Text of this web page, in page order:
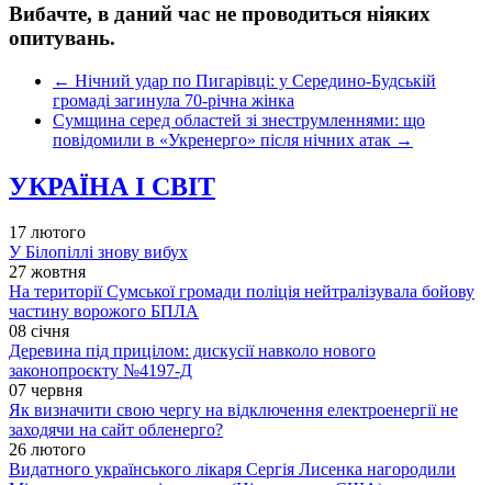
Вибачте, в даний час не проводиться ніяких
опитувань.
← Нічний удар по Пигарівці: у Середино-Будській
громаді загинула 70-річна жінка
Сумщина серед областей зі знеструмленнями: що
повідомили в «Укренерго» після нічних атак →
УКРАЇНА І СВІТ
17 лютого
У Білопіллі знову вибух
27 жовтня
На території Сумської громади поліція нейтралізувала бойову
частину ворожого БПЛА
08 січня
Деревина під прицілом: дискусії навколо нового
законопроєкту №4197-Д
07 червня
Як визначити свою чергу на відключення електроенергії не
заходячи на сайт обленерго?
26 лютого
Видатного українського лікаря Сергія Лисенка нагородили